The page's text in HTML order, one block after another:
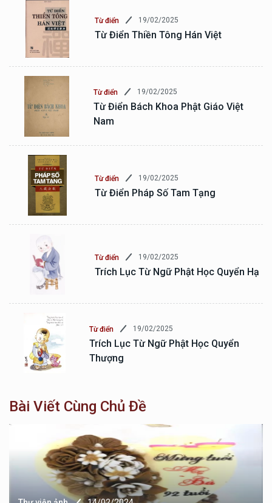
Từ điển 19/02/2025
Từ Điển Thiền Tông Hán Việt
Từ điển 19/02/2025
Từ Điển Bách Khoa Phật Giáo Việt
Nam
Từ điển 19/02/2025
Từ Điển Pháp Số Tam Tạng
Từ điển 19/02/2025
Trích Lục Từ Ngữ Phật Học Quyển Hạ
Từ điển 19/02/2025
Trích Lục Từ Ngữ Phật Học Quyển
Thượng
Bài Viết Cùng Chủ Đề